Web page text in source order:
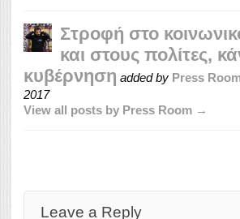
Στροφή στο
και στους πολίτες,
κυβέρνηση added by Press
2017
View all posts by Press Room →
Leave a Reply